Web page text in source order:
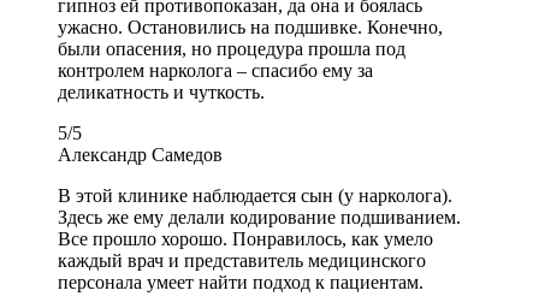
гипноз ей противопоказан, да она и боялась
ужасно. Остановились на подшивке. Конечно,
были опасения, но процедура прошла под
контролем нарколога – спасибо ему за
деликатность и чуткость.
5/5
Александр Самедов
В этой клинике наблюдается сын (у нарколога).
Здесь же ему делали кодирование подшиванием.
Все прошло хорошо. Понравилось, как умело
каждый врач и представитель медицинского
персонала умеет найти подход к пациентам.